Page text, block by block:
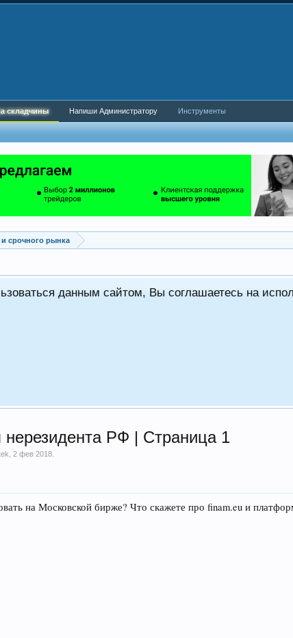
срочного рынка
данным сайтом, Вы соглашаетесь на
РФ | Страница 1
,2 фев 2018
на Московской бирже? Что скажете про finam.eu и
складчины Напиши Администратору Инструменты